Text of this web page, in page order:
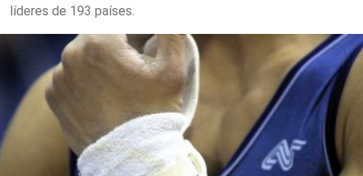
líderes de 193 países.